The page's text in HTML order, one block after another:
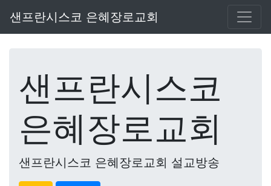
샌프란시스코 은혜장로교회
샌프란시스코
은혜장로교회
샌프란시스코 은혜장로교회 설교방송